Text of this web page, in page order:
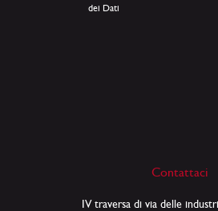
dei Dati
Contattaci
IV traversa di via delle